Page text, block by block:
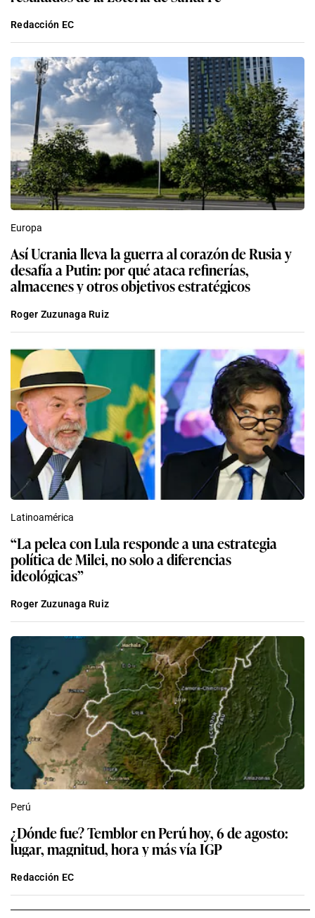
Redacción EC
Europa
Así Ucrania lleva la guerra al corazón de Rusia y
desafía a Putin: por qué ataca refinerías,
almacenes y otros objetivos estratégicos
Roger Zuzunaga Ruiz
Latinoamérica
“La pelea con Lula responde a una estrategia
política de Milei, no solo a diferencias
ideológicas”
Roger Zuzunaga Ruiz
Perú
¿Dónde fue? Temblor en Perú hoy, 6 de agosto:
lugar, magnitud, hora y más vía IGP
Redacción EC